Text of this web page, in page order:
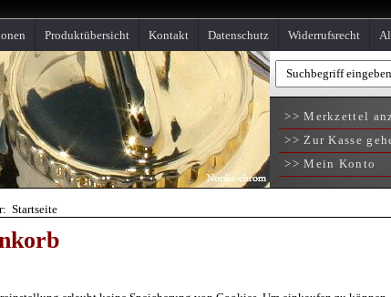
Widerrufsrecht
Datenschutz
Kontakt
Produktübersicht
>> Merkzettel
>> Zur Kasse
>> Mein Konto
Startseite